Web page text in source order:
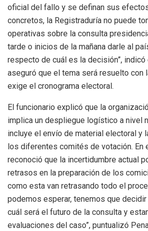
oficial del fallo y se definan sus
concretos, la Registraduría no puede
operativas sobre la consulta
tarde o inicios de la mañana darle al
respecto de cuál es la decisión”,
aseguró que el tema será resuelto con
exige el cronograma electoral.
El funcionario explicó que la
implica un despliegue logístico a nivel
incluye el envío de material electoral y
los diferentes comités de votación. En
reconoció que la incertidumbre actual
retrasos en la preparación de los
como esta van retrasando todo el
podemos esperar, tenemos que decidir
cuál será el futuro de la consulta y
evaluaciones del caso”, puntualizó